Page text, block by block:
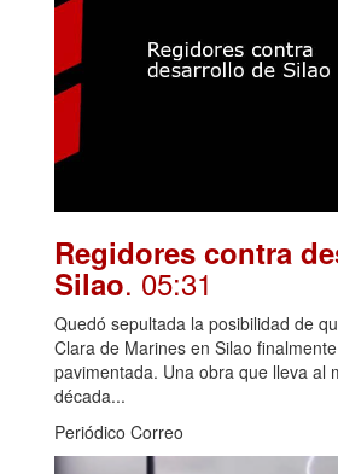
Regidores contra
Silao. 05:31
Quedó sepultada la posibilidad de
Clara de Marines en Silao
pavimentada. Una obra que lleva al
década...
Periódico Correo